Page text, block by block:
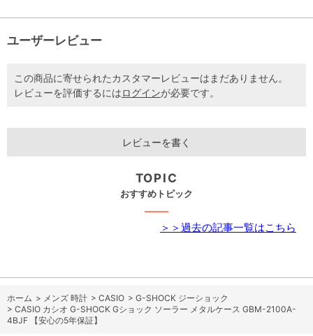
ユーザーレビュー
この商品に寄せられたカスタマーレビューはまだありません。
レビューを評価するにはログインが必要です。
レビューを書く
TOPIC
おすすめトピック
＞＞過去の記事一覧はこちら
ホーム > メンズ 時計 > CASIO > G-SHOCK ジーショック
> CASIO カシオ G-SHOCK Gショック ソーラー メタルケース GBM-2100A-
4BJF 【安心の5年保証】